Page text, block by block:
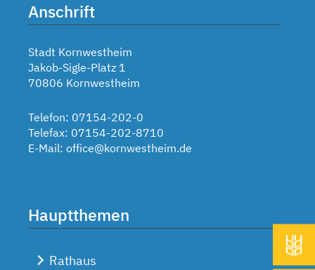
Anschrift
Stadt Kornwestheim
Jakob-Sigle-Platz 1
70806 Kornwestheim
Telefon: 07154-202-0
Telefax: 07154-202-8710
E-Mail: office@kornwestheim.de
Hauptthemen
Rathaus